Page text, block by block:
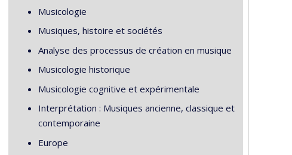
Musicologie
Musiques, histoire et sociétés
Analyse des processus de création en musique
Musicologie historique
Musicologie cognitive et expérimentale
Interprétation : Musiques ancienne, classique et
contemporaine
Europe